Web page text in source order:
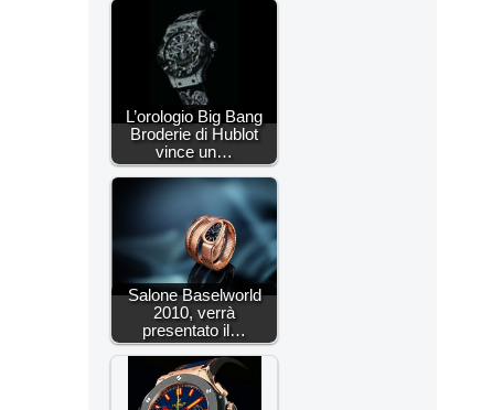
L’orologio Big Bang
Broderie di Hublot
vince un…
Salone Baselworld
2010, verrà
presentato il…